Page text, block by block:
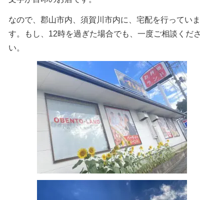
なので、郡山市内、須賀川市内に、宅配を行っていま
す。もし、12時を過ぎた場合でも、一度ご相談くださ
い。